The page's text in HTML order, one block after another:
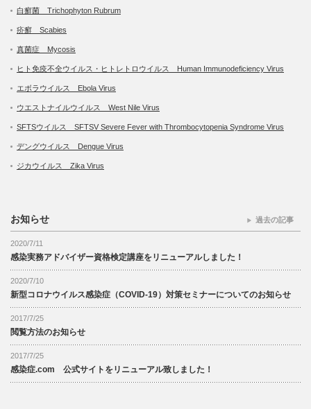
白癬菌 Trichophyton Rubrum
疥癬 Scabies
真菌症 Mycosis
ヒト免疫不全ウイルス・ヒトレトロウイルス Human Immunodeficiency Virus
エボラウイルス Ebola Virus
ウエストナイルウイルス West Nile Virus
SFTSウイルス SFTSV Severe Fever with Thrombocytopenia Syndrome Virus
デングウイルス Dengue Virus
ジカウイルス Zika Virus
お知らせ
2020/7/11
感染実務アドバイザー資格検定講座をリニューアルしました！
2020/7/10
新型コロナウイルス感染症（COVID-19）対策セミナーについてのお知らせ
2017/7/25
閲覧方法のお知らせ
2017/7/25
感染症.com 公式サイトをリニューアル致しました！
過去の記事